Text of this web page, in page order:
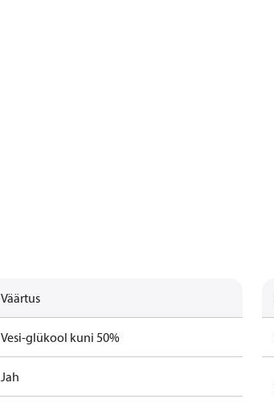
Väärtus
Vesi-glükool kuni 50%
Jah